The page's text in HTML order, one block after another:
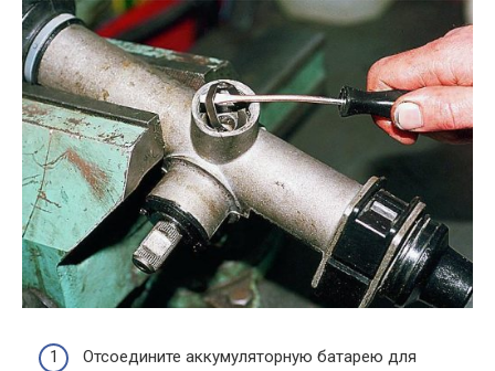
Отсоедините аккумуляторную батарею для